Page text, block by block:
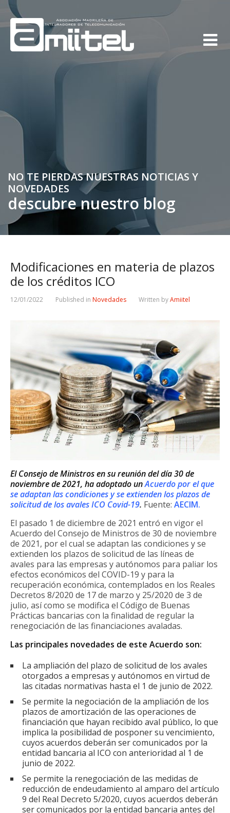
NO TE PIERDAS NUESTRAS NOTICIAS Y
NOVEDADES
descubre nuestro blog
Modificaciones en materia de plazos
de los créditos ICO
12/01/2022 Published in Novedades Written byAmiitel
El Consejo de Ministros en su reunión del día 30 de
noviembre de 2021, ha adoptado unAcuerdo por el que
se adaptan las condiciones y se extienden los plazos de
solicitud de los avales ICO Covid-19. Fuente: AECIM.
El pasado 1 de diciembre de 2021 entró en vigor el
Acuerdo del Consejo de Ministros de 30 de noviembre
de 2021, por el cual se adaptan las condiciones y se
extienden los plazos de solicitud de las líneas de
avales para las empresas y autónomos para paliar los
efectos económicos del COVID-19 y para la
recuperación económica, contemplados en los Reales
Decretos 8/2020 de 17 de marzo y 25/2020 de 3 de
julio, así como se modifica el Código de Buenas
Prácticas bancarias con la finalidad de regular la
renegociación de las financiaciones avaladas.
Las principales novedades de este Acuerdo son:
La ampliación del plazo de solicitud de los avales
otorgados a empresas y autónomos en virtud de
las citadas normativas hasta el 1 de junio de 2022.
Se permite la negociación de la ampliación de los
plazos de amortización de las operaciones de
financiación que hayan recibido aval público, lo que
implica la posibilidad de posponer su vencimiento,
cuyos acuerdos deberán ser comunicados por la
entidad bancaria al ICO con anterioridad al 1 de
junio de 2022.
Se permite la renegociación de las medidas de
reducción de endeudamiento al amparo del artículo
9 del Real Decreto 5/2020, cuyos acuerdos deberán
ser comunicados por la entidad bancaria antes del